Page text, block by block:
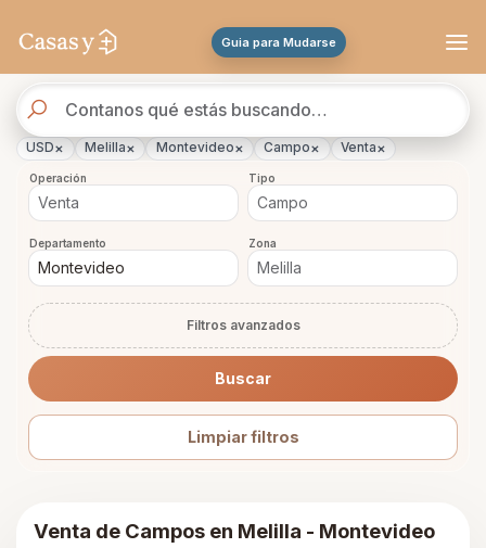
Guia para Mudarse
de
propiedades
USD× Melilla× Montevideo× Campo× Venta×
Operación Tipo
Departamento Zona
Filtros avanzados
Buscar
Limpiar filtros
Venta de Campos en Melilla - Montevideo